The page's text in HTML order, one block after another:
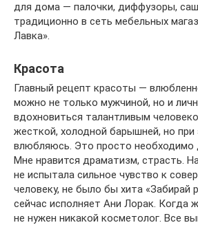
для дома — палочки, диффузоры,
традиционно в сеть мебельных
Лавка».
Красота
Главный рецепт красоты —
можно не только мужчиной, но и
вдохновиться талантливым
жесткой, холодной барышней, но
влюбляюсь. Это просто необходимо
Мне нравится драматизм, страсть.
не испытала сильное чувство к
человеку, не было бы хита «Забирай
сейчас исполняет Ани Лорак. Когда
не нужен никакой косметолог. Все